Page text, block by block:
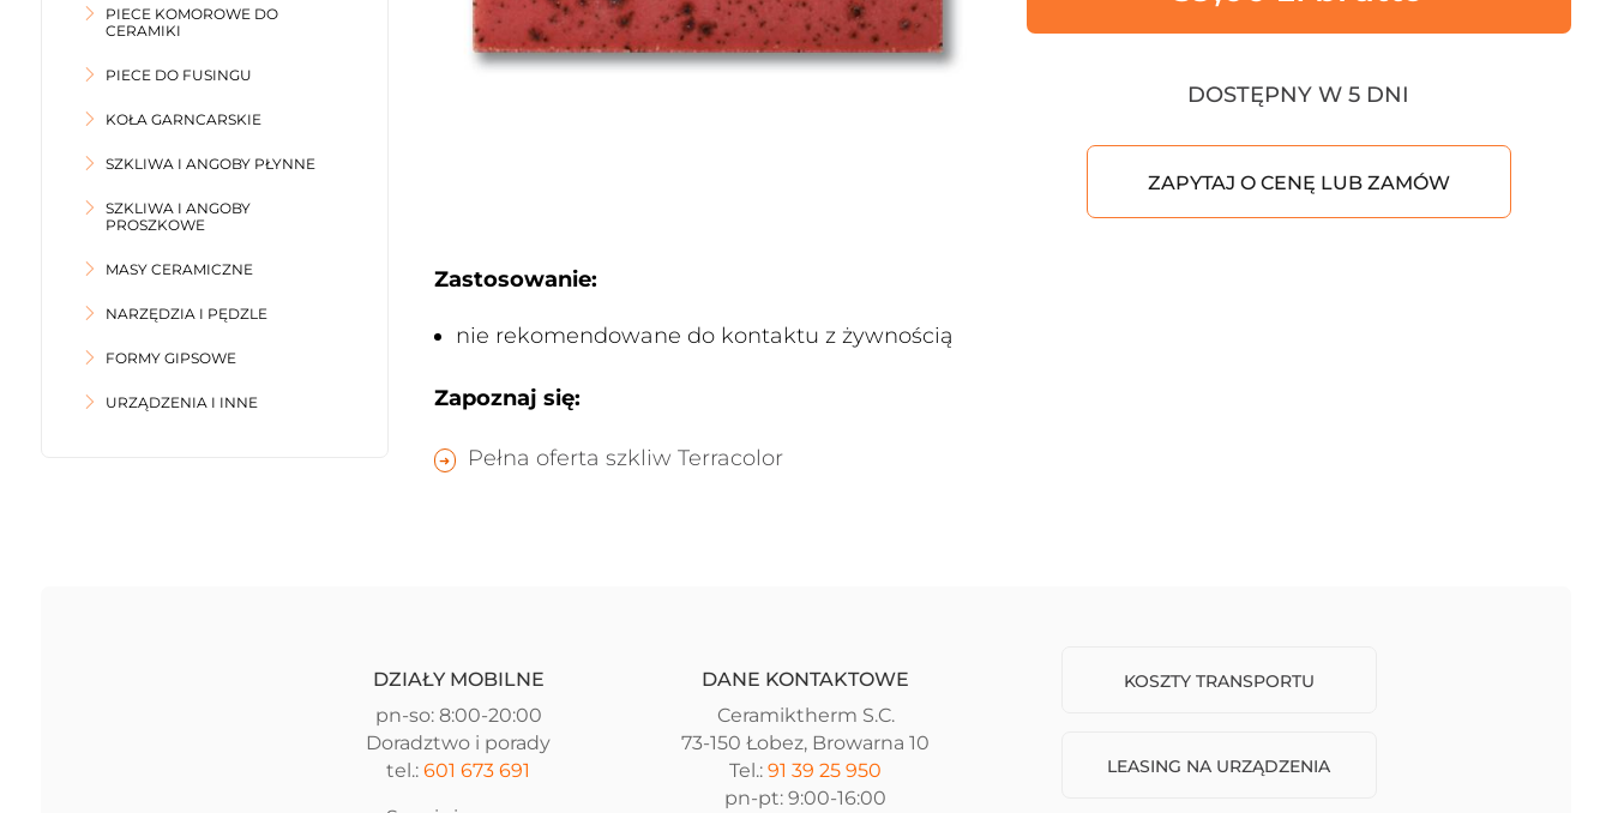
PIECE KOMOROWE DO
CERAMIKI
PIECE DO FUSINGU
KOŁA GARNCARSKIE
SZKLIWA I ANGOBY PŁYNNE
SZKLIWA I ANGOBY
PROSZKOWE
MASY CERAMICZNE
NARZĘDZIA I PĘDZLE
FORMY GIPSOWE
URZĄDZENIA I INNE
DOSTĘPNY W 5 DNI
ZAPYTAJ O CENĘ LUB ZAMÓW
Zastosowanie:
nie rekomendowane do kontaktu z żywnością
Zapoznaj się:
Pełna oferta szkliw Terracolor
DZIAŁY MOBILNE
pn-so: 8:00-20:00
Doradztwo i porady
tel.:601 673 691
DANE KONTAKTOWE
Ceramiktherm S.C.
73-150 Łobez, Browarna 10
Tel.:91 39 25 950
pn-pt: 9:00-16:00
KOSZTY TRANSPORTU
LEASING NA URZĄDZENIA